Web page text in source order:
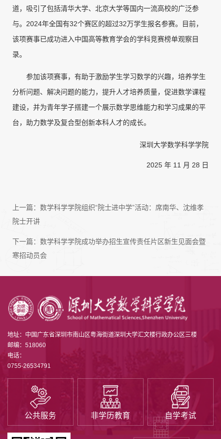
道，吸引了包括清华大学、北京大学等国内一流高校的广泛参
与。2024年全国有32个赛区的超过32万学生报名参赛。目前，
该项赛事已成功进入中国高等教育学会的学科竞赛榜单观察目
录。
参加该项赛事，有助于激励学生学习数学的兴趣，培养学生
分析问题、解决问题的能力，提升人才培养质量，促进数学课程
建设，并为青年学子搭建一个展示数学思维能力和学习成果的平
台，助力数学及复合型创新本科人才的成长。
深圳大学数学科学学院
2025 年 11 月 28 日
上一篇： 数学科学学院组织“院士进中学”活动：席南华、沈维孝
院士开讲
下一篇： 数学科学学院成功举办招生宣传责任片区新生见面会暨
寒招动员会
地址：中国广东省深圳市南山区粤海街道深圳大学汇文楼行政办公区三楼
邮编：518060
电话：
0755-26534791
公共服务 非学历教育 自学考试